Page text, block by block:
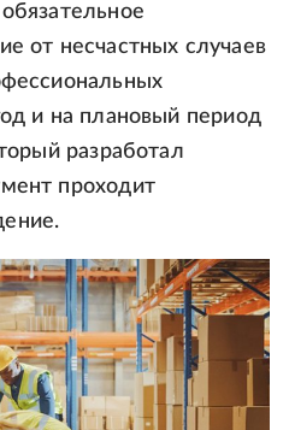
от несчастных случаев
и на плановый период
разработал
проходит